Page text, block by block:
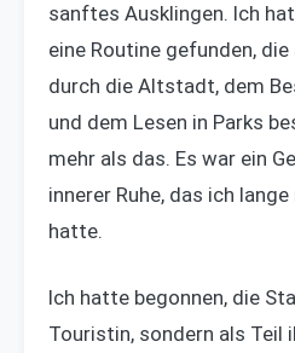
sanftes Ausklingen. Ich
eine Routine gefunden,
durch die Altstadt, dem
und dem Lesen in Parks
mehr als das. Es war ein
innerer Ruhe, das ich
hatte.
Ich hatte begonnen, die
Touristin, sondern als Teil